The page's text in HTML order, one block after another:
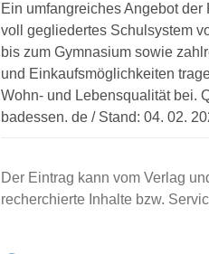
Ein umfangreiches Angebot der
voll gegliedertes Schulsystem
bis zum Gymnasium sowie
und Einkaufsmöglichkeiten
Wohn- und Lebensqualität bei.
badessen. de / Stand: 04. 02.
Der Eintrag kann vom Verlag
recherchierte Inhalte bzw.